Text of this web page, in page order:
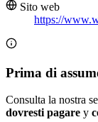
Sito web
https://
Prima di
Consulta la nostra
dovresti pagare y